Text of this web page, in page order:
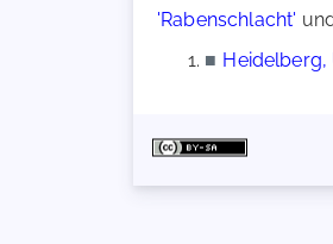
'Rabenschlacht'
■ Heidelberg,